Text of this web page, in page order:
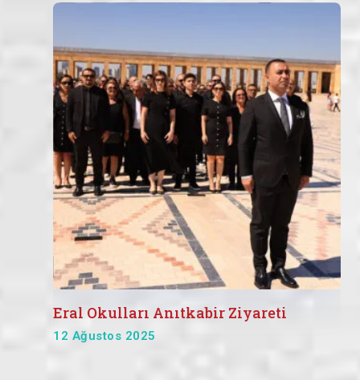
Eral Okulları Anıtkabir Ziyareti
12 Ağustos 2025